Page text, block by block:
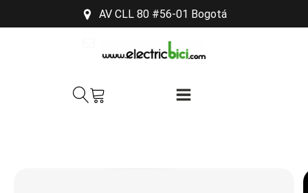
AV CLL 80 #56-01 Bogotá
soporte@electricbici.com